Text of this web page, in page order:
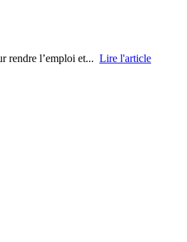
rendre l’emploi et... Lire l'article